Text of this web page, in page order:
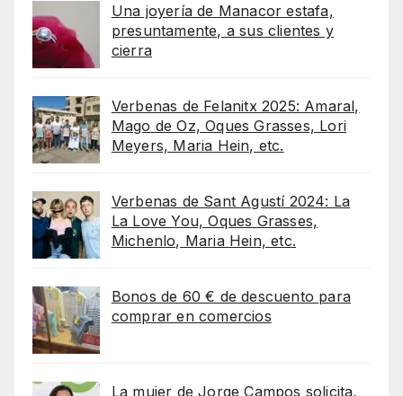
Una joyería de Manacor estafa,
presuntamente, a sus clientes y
cierra
Verbenas de Felanitx 2025: Amaral,
Mago de Oz, Oques Grasses, Lori
Meyers, Maria Hein, etc.
Verbenas de Sant Agustí 2024: La
La Love You, Oques Grasses,
Michenlo, Maria Hein, etc.
Bonos de 60 € de descuento para
comprar en comercios
La mujer de Jorge Campos solicita,